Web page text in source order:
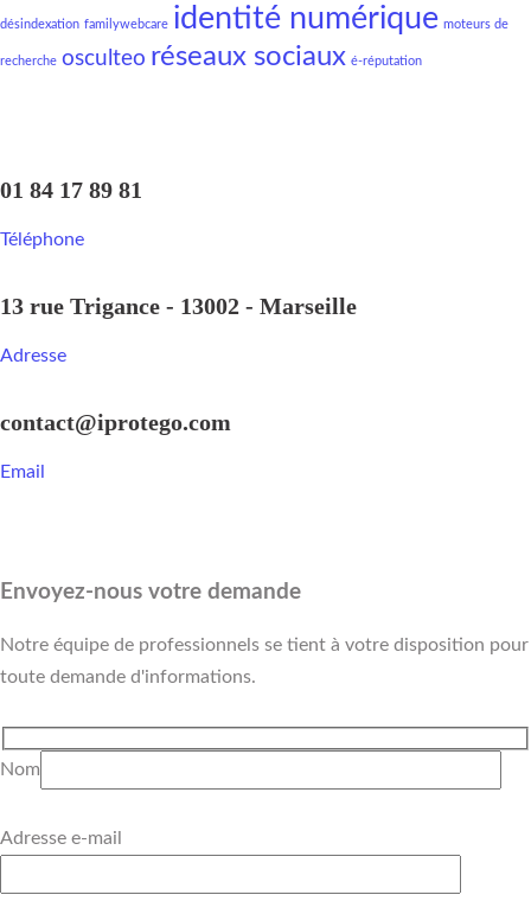
désindexation familywebcare identité numérique moteurs de
recherche osculteo réseaux sociaux é-réputation
01 84 17 89 81
Téléphone
13 rue Trigance - 13002 - Marseille
Adresse
contact@iprotego.com
Email
Envoyez-nous votre demande
Notre équipe de professionnels se tient à votre disposition pour
toute demande d'informations.
Nom
Adresse e-mail